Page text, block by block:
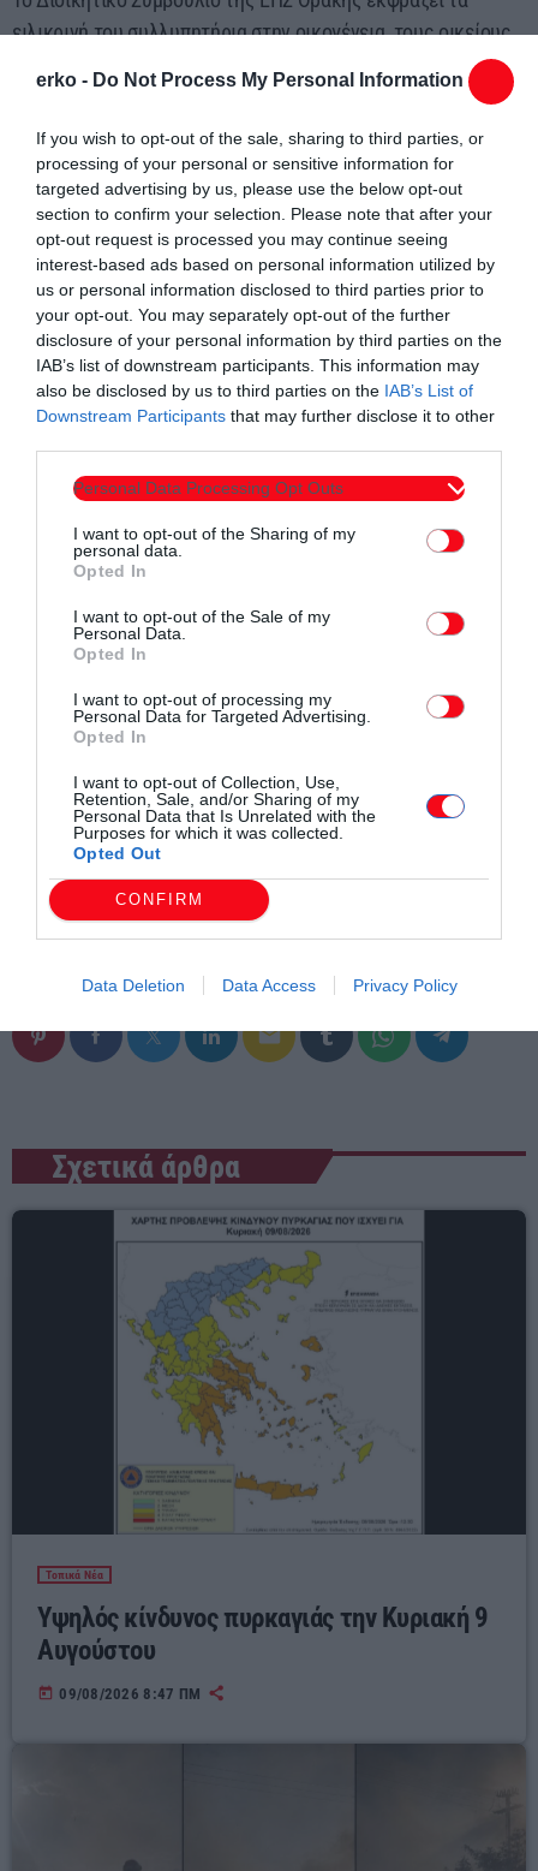
erko - Do Not Process My Personal Information
If you wish to opt-out of the sale, sharing to third parties, or
processing of your personal or sensitive information for
targeted advertising by us, please use the below opt-out
section to confirm your selection. Please note that after your
opt-out request is processed you may continue seeing
interest-based ads based on personal information utilized by
us or personal information disclosed to third parties prior to
your opt-out. You may separately opt-out of the further
disclosure of your personal information by third parties on the
IAB’s list of downstream participants. This information may
also be disclosed by us to third parties on the IAB’s List of
Downstream Participants that may further disclose it to other
Personal Data Processing Opt Outs
I want to opt-out of the Sharing of my
personal data.
Opted In
I want to opt-out of the Sale of my
Personal Data.
Opted In
I want to opt-out of processing my
Personal Data for Targeted Advertising.
Opted In
I want to opt-out of Collection, Use,
Retention, Sale, and/or Sharing of my
Personal Data that Is Unrelated with the
Purposes for which it was collected.
Opted Out
CONFIRM
Data Deletion Data Access Privacy Policy
ειλικρινή του συλλυπητήρια στην οικογένεια, τους οικείους
και την ποδοσφαιρική κοινότητα που τόσο τίμησε με την
παρουσία και την προσφορά του.
Ας είναι ελαφρύ το χώμα που θα τον σκεπάσει.
Για την ΕΠΣ Θράκης
Ο Πρόεδρος και το Δ.Σ
email
Σχετικά άρθρα
Τοπικά Νέα
Υψηλός κίνδυνος πυρκαγιάς την Κυριακή 9
Αυγούστου
today 09/08/2026 8:47 ΠΜ